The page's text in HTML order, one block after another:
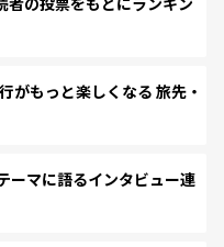
もっと楽しくなる 旅先・
ーマに語るインタビュー連